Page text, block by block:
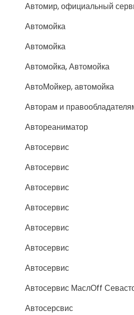
Автомир, официальный
Автомойка
Автомойка
Автомойка, Автомойка
АвтоМойкер, автомойка
Авторам и
Автореаниматор
Автосервис
Автосервис
Автосервис
Автосервис
Автосервис
Автосервис
Автосервис
Автосервис МаслОff
Автосерсвис